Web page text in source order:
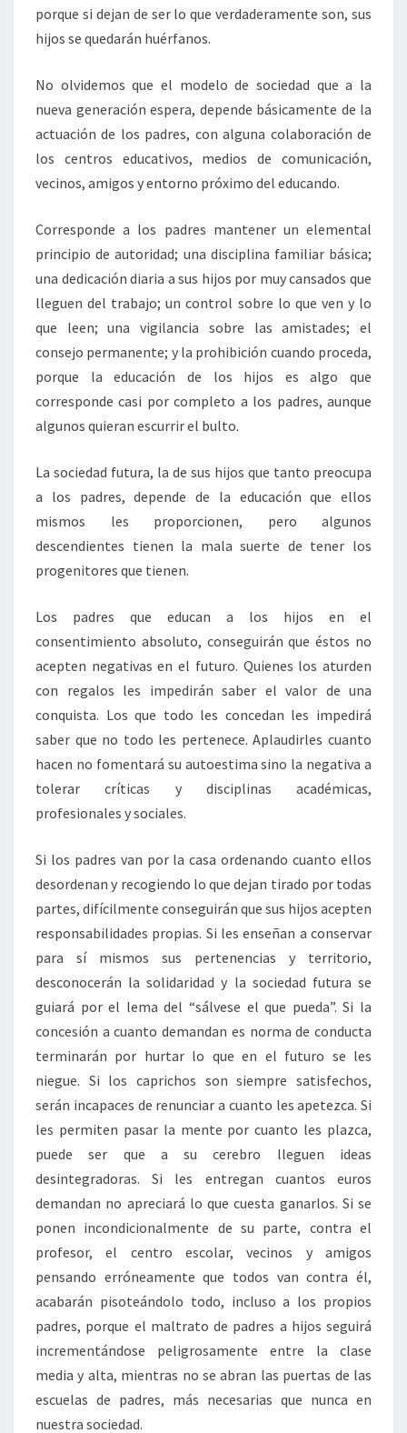
porque si dejan de ser lo que verdaderamente son, sus
hijos se quedarán huérfanos.
No olvidemos que el modelo de sociedad que a la
nueva generación espera, depende básicamente de la
actuación de los padres, con alguna colaboración de
los centros educativos, medios de comunicación,
vecinos, amigos y entorno próximo del educando.
Corresponde a los padres mantener un elemental
principio de autoridad; una disciplina familiar básica;
una dedicación diaria a sus hijos por muy cansados que
lleguen del trabajo; un control sobre lo que ven y lo
que leen; una vigilancia sobre las amistades; el
consejo permanente; y la prohibición cuando proceda,
porque la educación de los hijos es algo que
corresponde casi por completo a los padres, aunque
algunos quieran escurrir el bulto.
La sociedad futura, la de sus hijos que tanto preocupa
a los padres, depende de la educación que ellos
mismos les proporcionen, pero algunos
descendientes tienen la mala suerte de tener los
progenitores que tienen.
Los padres que educan a los hijos en el
consentimiento absoluto, conseguirán que éstos no
acepten negativas en el futuro. Quienes los aturden
con regalos les impedirán saber el valor de una
conquista. Los que todo les concedan les impedirá
saber que no todo les pertenece. Aplaudirles cuanto
hacen no fomentará su autoestima sino la negativa a
tolerar críticas y disciplinas académicas,
profesionales y sociales.
Si los padres van por la casa ordenando cuanto ellos
desordenan y recogiendo lo que dejan tirado por todas
partes, difícilmente conseguirán que sus hijos acepten
responsabilidades propias. Si les enseñan a conservar
para sí mismos sus pertenencias y territorio,
desconocerán la solidaridad y la sociedad futura se
guiará por el lema del “sálvese el que pueda”. Si la
concesión a cuanto demandan es norma de conducta
terminarán por hurtar lo que en el futuro se les
niegue. Si los caprichos son siempre satisfechos,
serán incapaces de renunciar a cuanto les apetezca. Si
les permiten pasar la mente por cuanto les plazca,
puede ser que a su cerebro lleguen ideas
desintegradoras. Si les entregan cuantos euros
demandan no apreciará lo que cuesta ganarlos. Si se
ponen incondicionalmente de su parte, contra el
profesor, el centro escolar, vecinos y amigos
pensando erróneamente que todos van contra él,
acabarán pisoteándolo todo, incluso a los propios
padres, porque el maltrato de padres a hijos seguirá
incrementándose peligrosamente entre la clase
media y alta, mientras no se abran las puertas de las
escuelas de padres, más necesarias que nunca en
nuestra sociedad.